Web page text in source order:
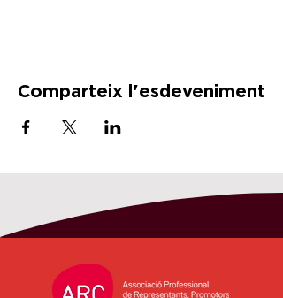
Comparteix l'esdeveniment